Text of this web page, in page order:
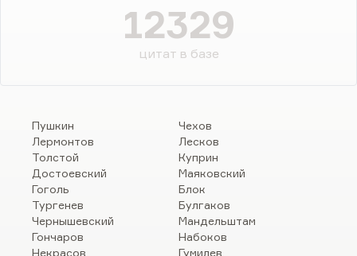
12329
цитат в базе
Пушкин
Лермонтов
Толстой
Достоевский
Гоголь
Тургенев
Чернышевский
Гончаров
Некрасов
Чехов
Лесков
Куприн
Маяковский
Блок
Булгаков
Мандельштам
Набоков
Гумилев